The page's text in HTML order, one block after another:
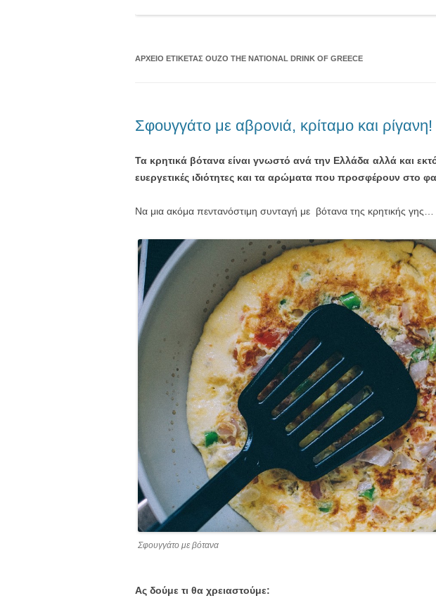
ΑΡΧΕΊΟ ΕΤΙΚΈΤΑΣ OUZO THE NATIONAL DRINK OF GREECE
Σφουγγάτο με αβρονιά, κρίταμο και ρίγανη!
Τα κρητικά βότανα είναι γνωστό ανά την Ελλάδα αλλά και
ευεργετικές ιδιότητες και τα αρώματα που προσφέρουν στο
Να μια ακόμα πεντανόστιμη συνταγή με βότανα της κρητικής γης…
Σφουγγάτο με βότανα
Ας δούμε τι θα χρειαστούμε: